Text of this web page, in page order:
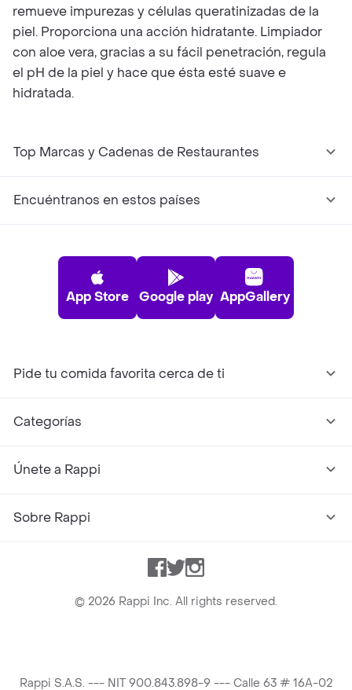
remueve impurezas y células queratinizadas de la
piel. Proporciona una acción hidratante. Limpiador
con aloe vera, gracias a su fácil penetración, regula
el pH de la piel y hace que ésta esté suave e
hidratada.
Top Marcas y Cadenas de Restaurantes
Encuéntranos en estos países
App Store Google play AppGallery
Pide tu comida favorita cerca de ti
Categorías
Únete a Rappi
Sobre Rappi
Facebook
TwitterInstagram
© 2026 Rappi Inc. All rights reserved.
Rappi S.A.S. --- NIT 900.843.898-9 --- Calle 63 # 16A-02